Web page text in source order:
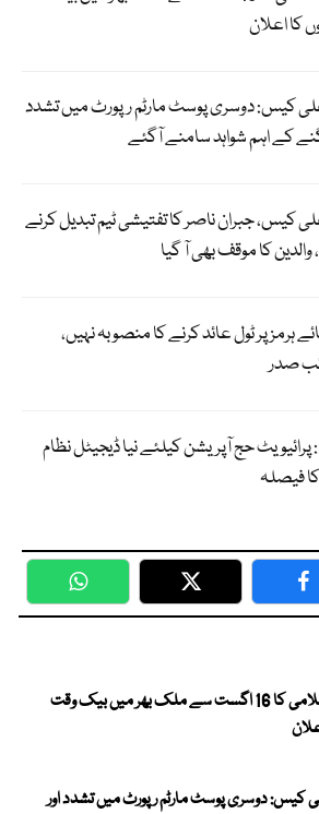
کا اعلان
کیس: دوسری پوسٹ مارٹم رپورٹ میں تشدد
کے اہم شواہد سامنے آگئے
کیس، جبران ناصر کا تفتیشی ٹیم تبدیل کرنے
والدین کا موقف بھی آ گیا
ہرمز پر ٹول عائد کرنے کا منصوبہ نہیں،
صدر
حج 2027: پرائیویٹ حج آپریشن کیلئے نیا ڈیجیٹل نظام
فیصلہ
WhatsApp Twitter
جماعت اسلامی کا 16 اگست سے ملک بھر میں بیک وقت
کیس: دوسری پوسٹ مارٹم رپورٹ میں تشدد اور